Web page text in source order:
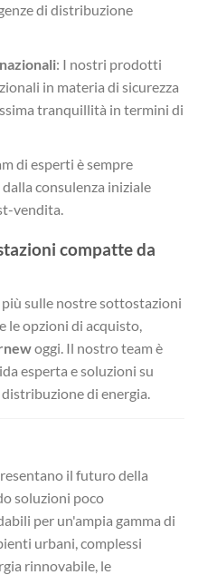
di distribuzione
: I nostri prodotti
in materia di sicurezza
tranquillità in termini di
di esperti è sempre
consulenza iniziale
vendita.
compatte da
più sulle nostre sottostazioni
le opzioni di acquisto,
oggi. Il nostro team è
esperta e soluzioni su
di energia.
il futuro della
soluzioni poco
per un'ampia gamma di
urbani, complessi
rinnovabile, le